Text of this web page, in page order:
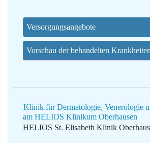
Versorgungsangebote
Vorschau der behandelten Krankheiten
Klinik für Dermatologie, Venerologie
am HELIOS Klinikum Oberhausen
HELIOS St. Elisabeth Klinik